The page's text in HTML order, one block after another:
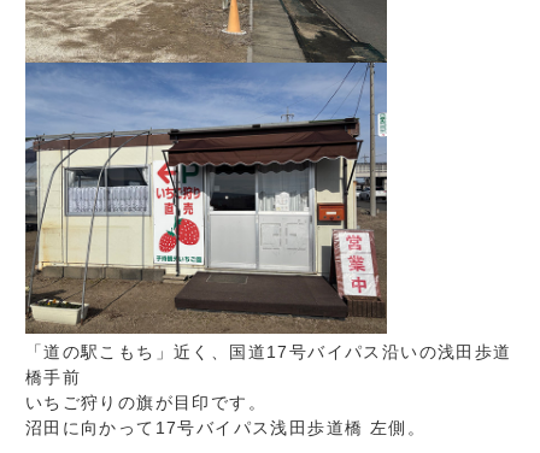
「道の駅こもち」近く、国道17号バイパス沿いの浅田歩道
橋手前
いちご狩りの旗が目印です。
沼田に向かって17号バイパス浅田歩道橋 左側。